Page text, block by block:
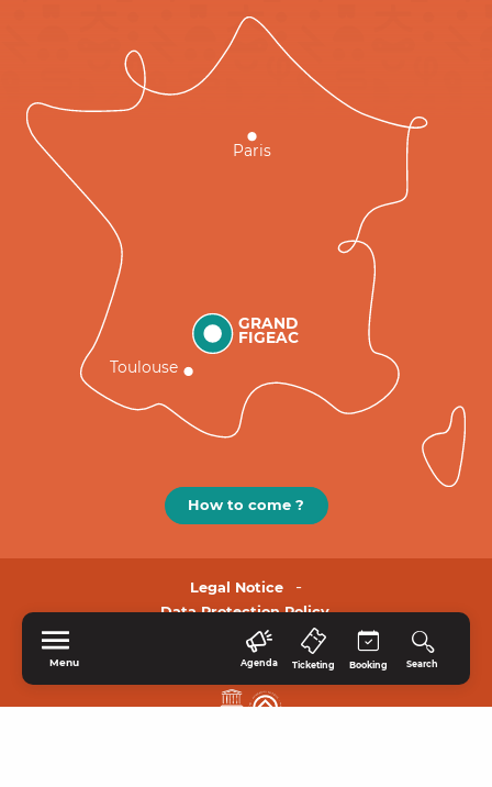
Menu Agenda Ticketing Booking Search
GRAND
FIGEAC
Toulouse
Paris
How to come ?
Legal Notice
Data Protection Policy.